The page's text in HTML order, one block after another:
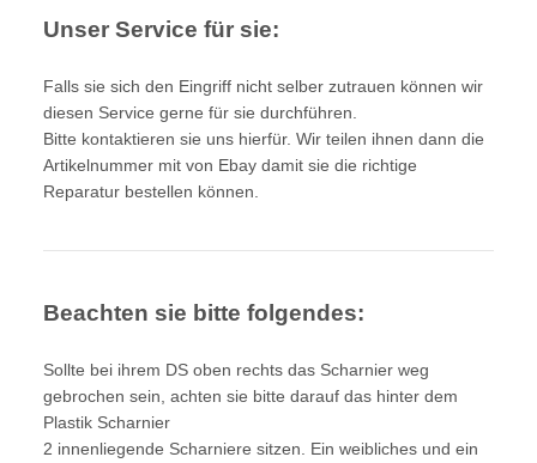
Unser Service für sie:
Falls sie sich den Eingriff nicht selber zutrauen können wir
diesen Service gerne für sie durchführen.
Bitte kontaktieren sie uns hierfür. Wir teilen ihnen dann die
Artikelnummer mit von Ebay damit sie die richtige
Reparatur bestellen können.
Beachten sie bitte folgendes:
Sollte bei ihrem DS oben rechts das Scharnier weg
gebrochen sein, achten sie bitte darauf das hinter dem
Plastik Scharnier
2 innenliegende Scharniere sitzen. Ein weibliches und ein